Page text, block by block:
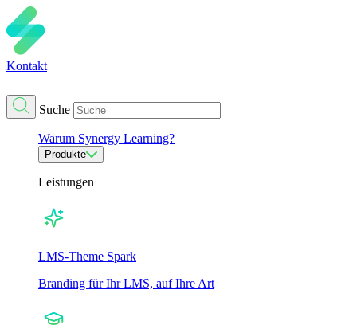
Kontakt
Suche
Warum Synergy Learning?
Produkte
Leistungen
LMS-Theme Spark
Branding für Ihr LMS, auf Ihre Art